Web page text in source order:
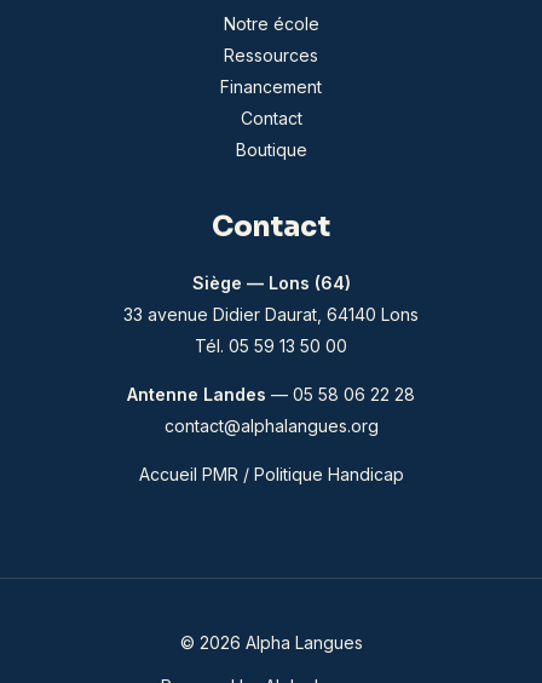
Notre école
Ressources
Financement
Contact
Boutique
Contact
Siège — Lons (64)
33 avenue Didier Daurat, 64140 Lons
Tél. 05 59 13 50 00
Antenne Landes — 05 58 06 22 28
contact@alphalangues.org
Accueil PMR / Politique Handicap
© 2026 Alpha Langues